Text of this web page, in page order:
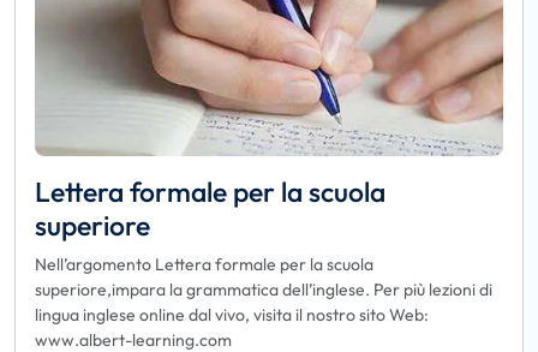
Lettera formale per la scuola
superiore
Nell’argomento Lettera formale per la scuola
superiore,impara la grammatica dell’inglese. Per più lezioni di
lingua inglese online dal vivo, visita il nostro sito Web:
www.albert-learning.com